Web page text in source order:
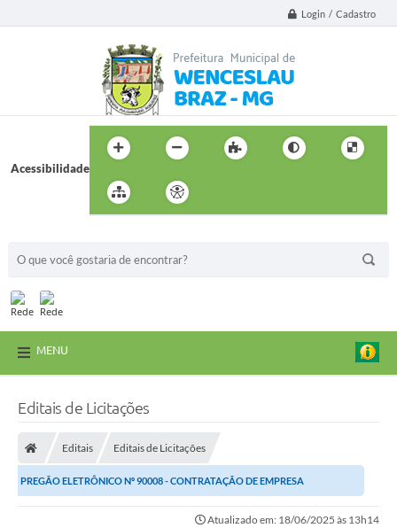
Login / Cadastro
Acessibilidade
MENU
Editais de Licitações
Editais Editais de Licitações
PREGÃO ELETRÔNICO Nº 90008 - CONTRATAÇÃO DE EMPRESA
Atualizado em: 18/06/2025 às 13h14